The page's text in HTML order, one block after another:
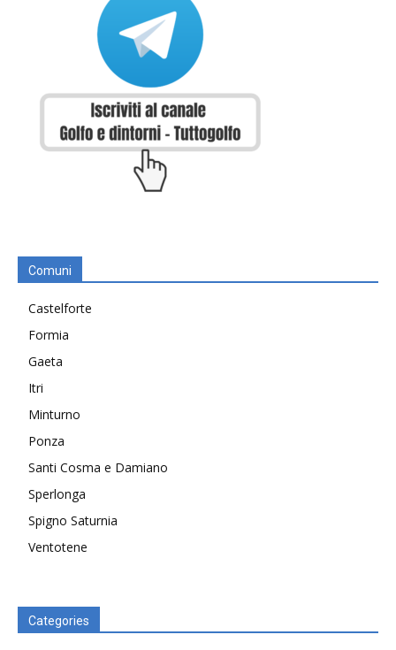
Comuni
Castelforte
Formia
Gaeta
Itri
Minturno
Ponza
Santi Cosma e Damiano
Sperlonga
Spigno Saturnia
Ventotene
Categories